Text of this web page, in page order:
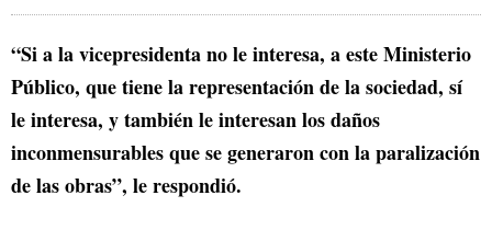
“Si a la vicepresidenta no le interesa, a este Ministerio
Público, que tiene la representación de la sociedad, sí
le interesa, y también le interesan los daños
inconmensurables que se generaron con la paralización
de las obras”, le respondió.